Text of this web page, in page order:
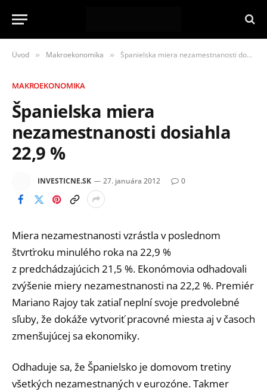
Úvod » Makroekonomika » Španielska miera nezamestnanosti dosiahla 22,9 %
MAKROEKONOMIKA
Španielska miera
nezamestnanosti dosiahla
22,9 %
INVESTICNE.SK 27. januára 2012 0
Miera nezamestnanosti vzrástla v poslednom
štvrťroku minulého roka na 22,9 %
z predchádzajúcich 21,5 %. Ekonómovia odhadovali
zvýšenie miery nezamestnanosti na 22,2 %. Premiér
Mariano Rajoy tak zatiaľ neplní svoje predvolebné
sľuby, že dokáže vytvoriť pracovné miesta aj v časoch
zmenšujúcej sa ekonomiky.
Odhaduje sa, že Španielsko je domovom tretiny
všetkých nezamestnaných v eurozóne. Takmer